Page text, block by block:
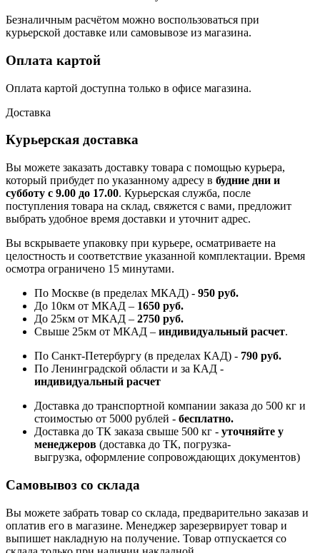
Безналичным расчётом можно воспользоваться при
курьерской доставке или самовывозе из магазина.
Оплата картой
Оплата картой доступна только в офисе магазина.
Доставка
Курьерская доставка
Вы можете заказать доставку товара с помощью курьера,
который прибудет по указанному адресу в будние дни и
субботу с 9.00 до 17.00. Курьерская служба, после
поступления товара на склад, свяжется с вами, предложит
выбрать удобное время доставки и уточнит адрес.
Вы вскрываете упаковку при курьере, осматриваете на
целостность и соответствие указанной комплектации. Время
осмотра ограничено 15 минутами.
По Москве (в пределах МКАД) - 950 руб.
До 10км от МКАД – 1650 руб.
До 25км от МКАД – 2750 руб.
Свыше 25км от МКАД – индивидуальный расчет.
По Санкт-Петербургу (в пределах КАД) - 790 руб.
По Ленинградской области и за КАД -
индивидуальный расчет
Доставка до транспортной компании заказа до 500 кг и
стоимостью от 5000 рублей - бесплатно.
Доставка до ТК заказа свыше 500 кг - уточняйте у
менеджеров (доставка до ТК, погрузка-
выгрузка, оформление сопровождающих документов)
Самовывоз со склада
Вы можете забрать товар со склада, предварительно заказав и
оплатив его в магазине. Менеджер зарезервирует товар и
выпишет накладную на получение. Товар отпускается со